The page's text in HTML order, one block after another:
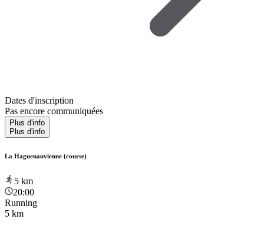
Dates d'inscription
Pas encore communiquées
Plus d'info
Plus d'info
La Haguenauvienne (course)
5 km
20:00
Running
5 km